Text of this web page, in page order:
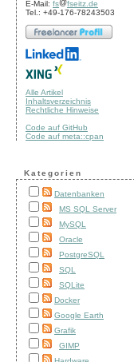
E-Mail: fs
fseitz.de
Tel.: +49-176-78243503
Alle Artikel
Inhaltsverzeichnis
Rechtliche Hinweise
Code auf GitHub
Code auf meta::cpan
Kategorien
Datenbanken
MS SQL Server
MySQL
Oracle
PostgreSQL
SQL
SQLite
Docker
Google Earth
Grafik
GIMP